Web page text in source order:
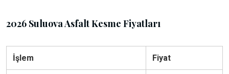
2026 Suluova Asfalt Kesme Fiyatları
İşlem Fiyat